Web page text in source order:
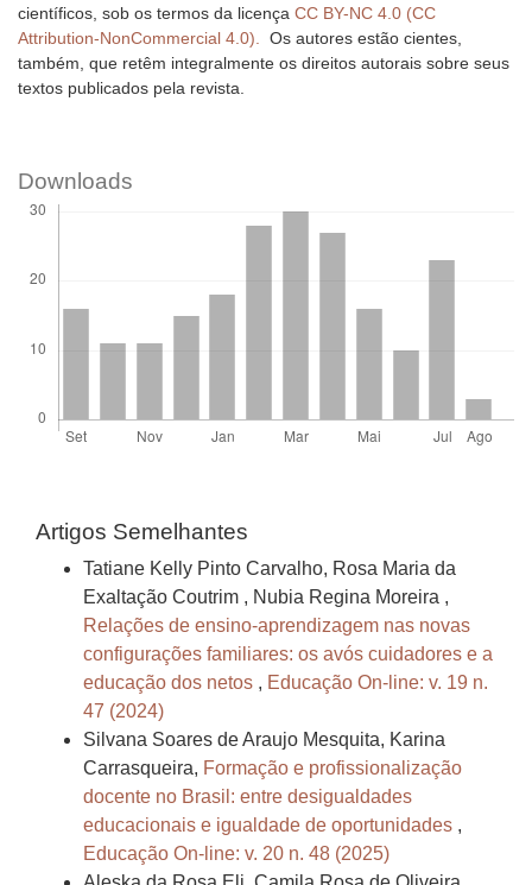
científicos, sob os termos da licença CC BY-NC 4.0 (CC
Attribution-NonCommercial 4.0). Os autores estão cientes,
também, que retêm integralmente os direitos autorais sobre seus
textos publicados pela revista.
Downloads
Artigos Semelhantes
Tatiane Kelly Pinto Carvalho, Rosa Maria da
Exaltação Coutrim , Nubia Regina Moreira ,
Relações de ensino-aprendizagem nas novas
configurações familiares: os avós cuidadores e a
educação dos netos , Educação On-line: v. 19 n.
47 (2024)
Silvana Soares de Araujo Mesquita, Karina
Carrasqueira, Formação e profissionalização
docente no Brasil: entre desigualdades
educacionais e igualdade de oportunidades ,
Educação On-line: v. 20 n. 48 (2025)